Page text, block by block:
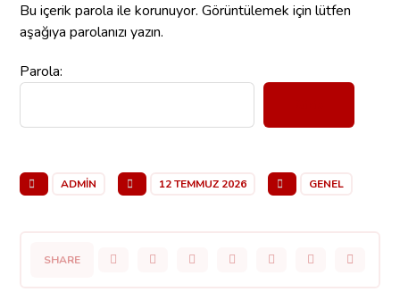
Bu içerik parola ile korunuyor. Görüntülemek için lütfen
aşağıya parolanızı yazın.
Parola:
ADMIN 12 TEMMUZ 2026 GENEL